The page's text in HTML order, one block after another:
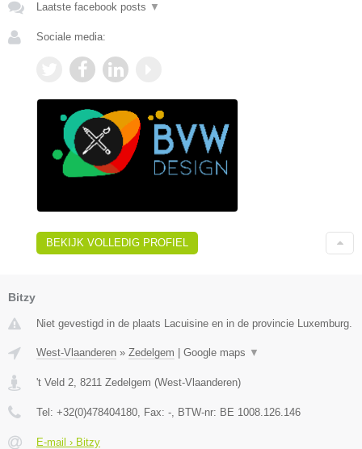
Laatste facebook posts ▼
Sociale media:
BEKIJK VOLLEDIG PROFIEL
Bitzy
Niet gevestigd in de plaats Lacuisine en in de provincie Luxemburg.
West-Vlaanderen » Zedelgem Google maps ▼
't Veld 2 8211 Zedelgem (West-Vlaanderen)
Tel: +32(0)478404180 , Fax: - , BTW-nr: BE 1008.126.146
E-mail › Bitzy